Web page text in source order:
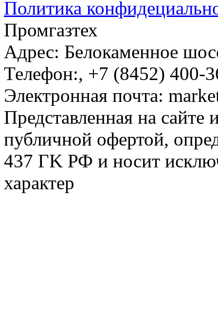
Политика
Промгазтех
Адрес: Белокаменное
Телефон:, +7 (8452) 400-
Электронная почта:
Представленная на сайте
публичной офертой,
437 ГK РФ и носит
характер